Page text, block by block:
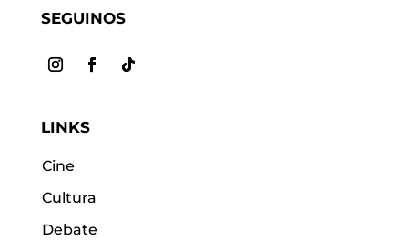
SEGUINOS
LINKS
Cine
Cultura
Debate